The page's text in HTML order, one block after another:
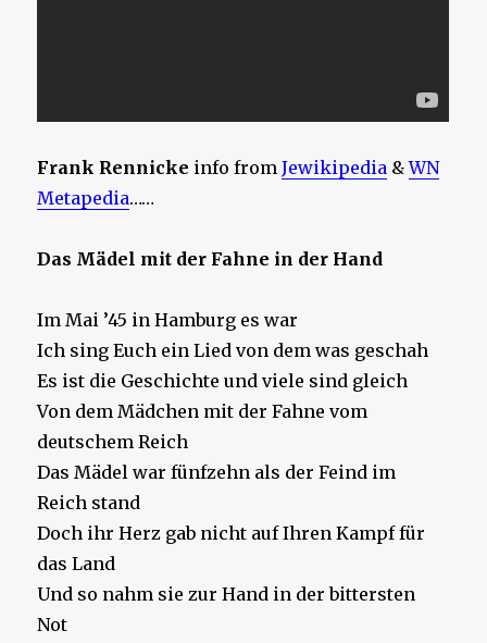
Frank Rennicke info fromJewikipedia &WN
Metapedia……
Das Mädel mit der Fahne in der Hand
Im Mai ’45 in Hamburg es war
Ich sing Euch ein Lied von dem was geschah
Es ist die Geschichte und viele sind gleich
Von dem Mädchen mit der Fahne vom
deutschem Reich
Das Mädel war fünfzehn als der Feind im
Reich stand
Doch ihr Herz gab nicht auf Ihren Kampf für
das Land
Und so nahm sie zur Hand in der bittersten
Not